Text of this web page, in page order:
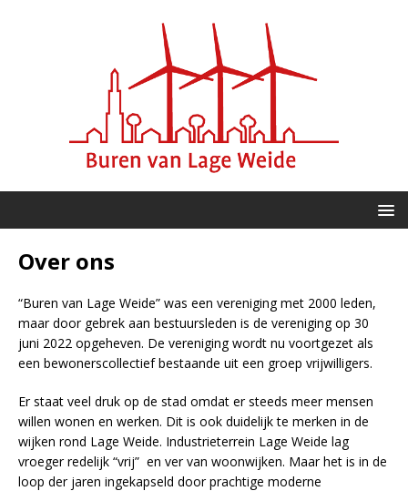
Over ons
“Buren van Lage Weide” was een vereniging met 2000 leden,
maar door gebrek aan bestuursleden is de vereniging op 30
juni 2022 opgeheven. De vereniging wordt nu voortgezet als
een bewonerscollectief bestaande uit een groep vrijwilligers.
Er staat veel druk op de stad omdat er steeds meer mensen
willen wonen en werken. Dit is ook duidelijk te merken in de
wijken rond Lage Weide. Industrieterrein Lage Weide lag
vroeger redelijk “vrij” en ver van woonwijken. Maar het is in de
loop der jaren ingekapseld door prachtige moderne